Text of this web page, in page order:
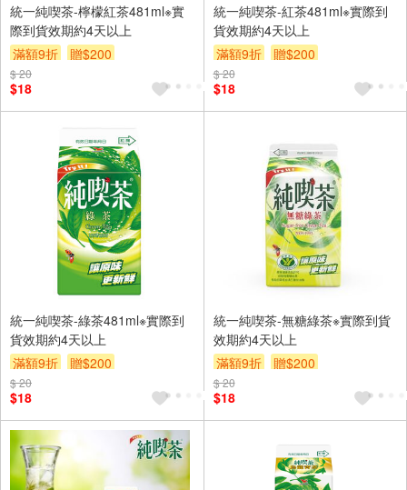
統一純喫茶-檸檬紅茶481ml※實
際到貨效期約4天以上
滿額9折
贈$200
$ 20
$18
統一純喫茶-紅茶481ml※實際到
貨效期約4天以上
滿額9折
贈$200
$ 20
$18
統一純喫茶-綠茶481ml※實際到
貨效期約4天以上
滿額9折
贈$200
$ 20
$18
統一純喫茶-無糖綠茶※實際到貨
效期約4天以上
滿額9折
贈$200
$ 20
$18